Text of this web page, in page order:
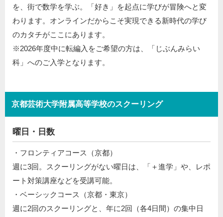
を、街で数学を学ぶ。「好き」を起点に学びが冒険へと変
わります。オンラインだからこそ実現できる新時代の学び
のカタチがここにあります。
※2026年度中に転編入をご希望の方は、「じぶんみらい
科」へのご入学となります。
京都芸術大学附属高等学校のスクーリング
曜日・日数
・フロンティアコース（京都）
週に3回。スクーリングがない曜日は、「＋進学」や、レポ
ート対策講座などを受講可能。
・ベーシックコース（京都・東京）
週に2回のスクーリングと、年に2回（各4日間）の集中日